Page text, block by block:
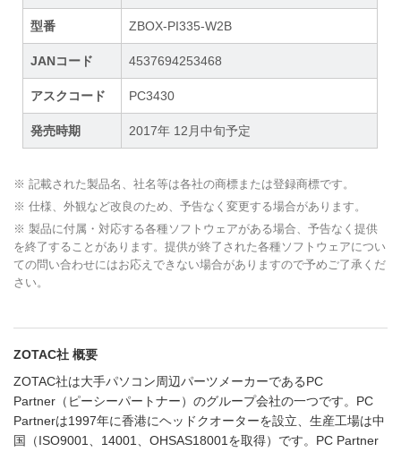
型番 ZBOX-PI335-W2B
JANコード 4537694253468
アスクコード PC3430
発売時期 2017年 12月中旬予定
※ 記載された製品名、社名等は各社の商標または登録商標です。
※ 仕様、外観など改良のため、予告なく変更する場合があります。
※ 製品に付属・対応する各種ソフトウェアがある場合、予告なく提供
を終了することがあります。提供が終了された各種ソフトウェアについ
ての問い合わせにはお応えできない場合がありますので予めご了承くだ
さい。
ZOTAC社 概要
ZOTAC社は大手パソコン周辺パーツメーカーであるPC
Partner（ピーシーパートナー）のグループ会社の一つです。PC
Partnerは1997年に香港にヘッドクオーターを設立、生産工場は中
国（ISO9001、14001、OHSAS18001を取得）です。PC Partner